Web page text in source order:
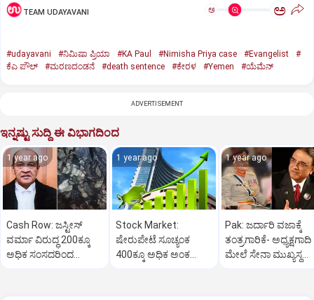
TEAM UDAYAVANI ಅ ಅ
#udayavani #ನಿಮಿಷಾ ಪ್ರಿಯಾ #KA Paul #Nimisha Priya case #Evangelist
#
ಕೆಎ ಪೌಲ್
#ಮರಣದಂಡನೆ #death sentence #ಕೇರಳ #Yemen #ಯೆಮೆನ್‌
ADVERTISEMENT
ಇನ್ನಷ್ಟು ಸುದ್ದಿ ಈ ವಿಭಾಗದಿಂದ
1 year ago
Cash Row: ಜಸ್ಟೀಸ್‌
ವರ್ಮಾ ವಿರುದ್ಧ 200ಕ್ಕೂ
ಅಧಿಕ ಸಂಸದರಿಂದ
1 year ago
Stock Market:
ಷೇರುಪೇಟೆ ಸೂಚ್ಯಂಕ
400ಕ್ಕೂ ಅಧಿಕ ಅಂಕ
1 year ago
Pak: ಜರ್ದಾರಿ ವಜಾಕ್ಕೆ
ತಂತ್ರಗಾರಿಕೆ- ಅಧ್ಯಕ್ಷಗಾದಿ
ಮೇಲೆ ಸೇನಾ ಮುಖ್ಯಸ್ಥ